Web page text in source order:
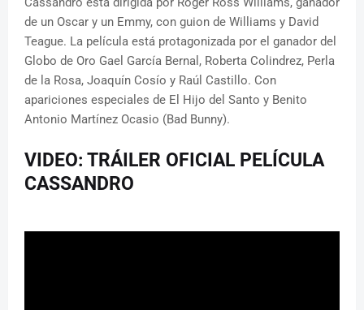
de un Oscar y un Emmy, con guion de Williams y David
Teague. La película está protagonizada por el ganador del
Globo de Oro Gael García Bernal, Roberta Colindrez, Perla
de la Rosa, Joaquín Cosío y Raúl Castillo. Con
apariciones especiales de El Hijo del Santo y Benito
Antonio Martínez Ocasio (Bad Bunny).
VIDEO: TRÁILER OFICIAL PELÍCULA
CASSANDRO